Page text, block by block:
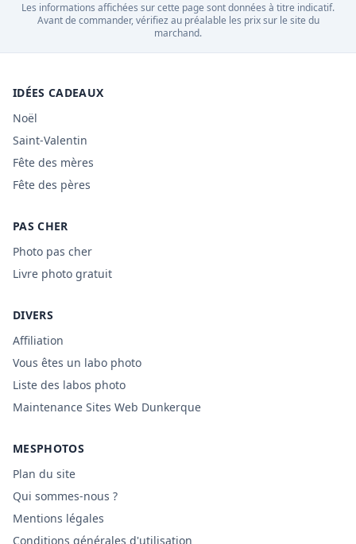
Les informations affichées sur cette page sont données à titre indicatif.
Avant de commander, vérifiez au préalable les prix sur le site du
marchand.
IDÉES CADEAUX
Noël
Saint-Valentin
Fête des mères
Fête des pères
PAS CHER
Photo pas cher
Livre photo gratuit
DIVERS
Affiliation
Vous êtes un labo photo
Liste des labos photo
Maintenance Sites Web Dunkerque
MESPHOTOS
Plan du site
Qui sommes-nous ?
Mentions légales
Conditions générales d'utilisation